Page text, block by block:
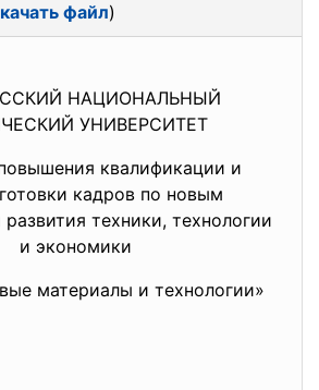
файл)
НАЦИОНАЛЬНЫЙ
УНИВЕРСИТЕТ
квалификации и
кадров по новым
техники, технологии
и экономики
материалы и технологии»